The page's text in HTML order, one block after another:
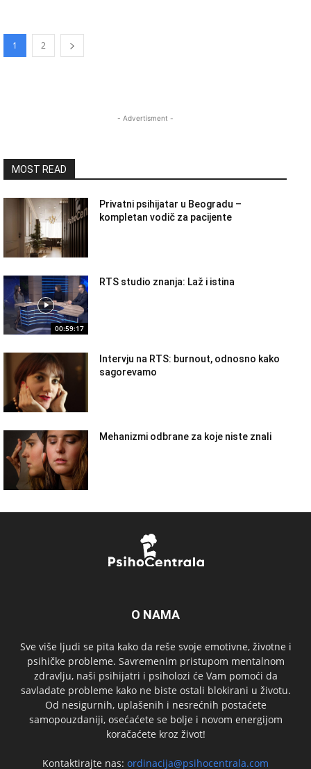
1 2
- Advertisment -
MOST READ
Privatni psihijatar u Beogradu –
kompletan vodič za pacijente
00:59:17
RTS studio znanja: Laž i istina
Intervju na RTS: burnout, odnosno kako
sagorevamo
Mehanizmi odbrane za koje niste znali
O NAMA
Sve više ljudi se pita kako da reše svoje emotivne, životne i
psihičke probleme. Savremenim pristupom mentalnom
zdravlju, naši psihijatri i psiholozi će Vam pomoći da
savladate probleme kako ne biste ostali blokirani u životu.
Od nesigurnih, uplašenih i nesrećnih postaćete
samopouzdaniji, osećaćete se bolje i novom energijom
koračaćete kroz život!
Kontaktirajte nas: ordinacija@psihocentrala.com